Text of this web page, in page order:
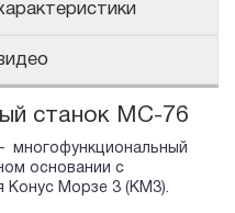
станок MC-76
многофункциональный
основании с
Конус Морзе 3 (КМ3).